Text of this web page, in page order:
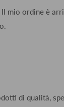
mio ordine è
di qualità,